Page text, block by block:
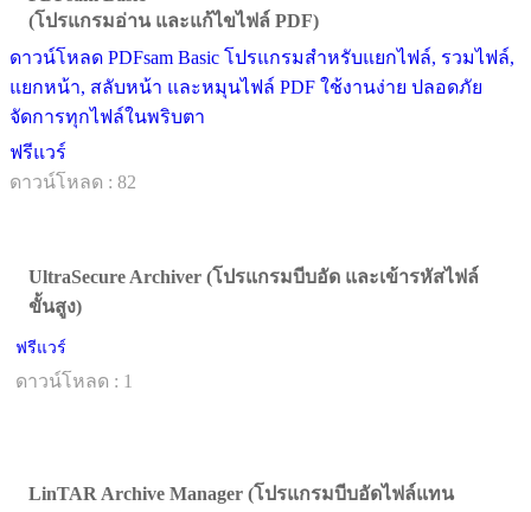
(โปรแกรมอ่าน และแก้ไขไฟล์ PDF)
ดาวน์โหลด PDFsam Basic โปรแกรมสำหรับแยกไฟล์, รวมไฟล์,
แยกหน้า, สลับหน้า และหมุนไฟล์ PDF ใช้งานง่าย ปลอดภัย
จัดการทุกไฟล์ในพริบตา
ฟรีแวร์
ดาวน์โหลด : 82
UltraSecure Archiver (โปรแกรมบีบอัด และเข้ารหัสไฟล์
ขั้นสูง)
ฟรีแวร์
ดาวน์โหลด : 1
LinTAR Archive Manager (โปรแกรมบีบอัดไฟล์แทน